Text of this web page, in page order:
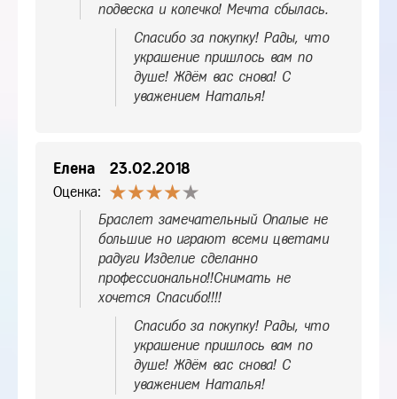
подвеска и колечко! Мечта сбылась.
Спасибо за покупку! Рады, что
украшение пришлось вам по
душе! Ждём вас снова! С
уважением Наталья!
Елена 23.02.2018
Оценка:
Браслет замечательный Опалые не
большие но играют всеми цветами
радуги Изделие сделанно
профессионально!!Снимать не
хочется Спасибо!!!!
Спасибо за покупку! Рады, что
украшение пришлось вам по
душе! Ждём вас снова! С
уважением Наталья!